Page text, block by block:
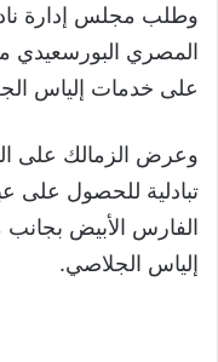
وطلب مجلس إدارة
المصري البورسعيدي
على خدمات إلياس
وعرض الزمالك على
تبادلية للحصول على
الفارس الأبيض
إلياس الجلاصي.